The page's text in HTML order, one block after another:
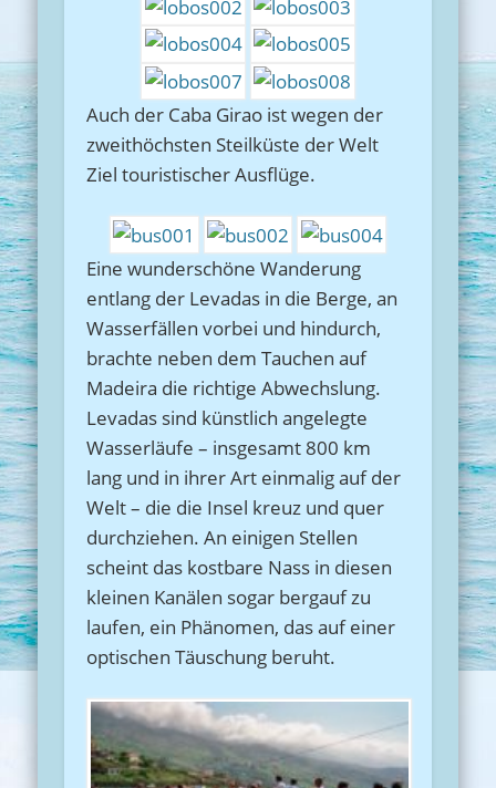
Auch der Caba Girao ist wegen der
zweithöchsten Steilküste der Welt
Ziel touristischer Ausflüge.
Eine wunderschöne Wanderung
entlang der Levadas in die Berge, an
Wasserfällen vorbei und hindurch,
brachte neben dem Tauchen auf
Madeira die richtige Abwechslung.
Levadas sind künstlich angelegte
Wasserläufe – insgesamt 800 km
lang und in ihrer Art einmalig auf der
Welt – die die Insel kreuz und quer
durchziehen. An einigen Stellen
scheint das kostbare Nass in diesen
kleinen Kanälen sogar bergauf zu
laufen, ein Phänomen, das auf einer
optischen Täuschung beruht.